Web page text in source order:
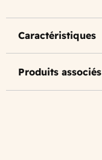
Caractéristiques
Produits associés